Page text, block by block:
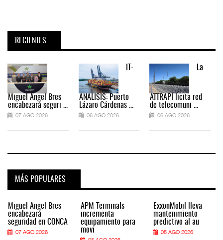
RECIENTES
Miguel Ángel Bres
encabezará seguri ...
07 AGO 2026
IT-
ANÁLISIS: Puerto
Lázaro Cárdenas ...
06 AGO 2026
La
ATTRAPI licita red
de telecomuni ...
06 AGO 2026
MÁS POPULARES
Miguel Ángel Bres
encabezará
seguridad en CONCA
07 AGO 2026
APM Terminals
incrementa
equipamiento para
movi
ExxonMobil lleva
mantenimiento
predictivo al au
05 AGO 2026